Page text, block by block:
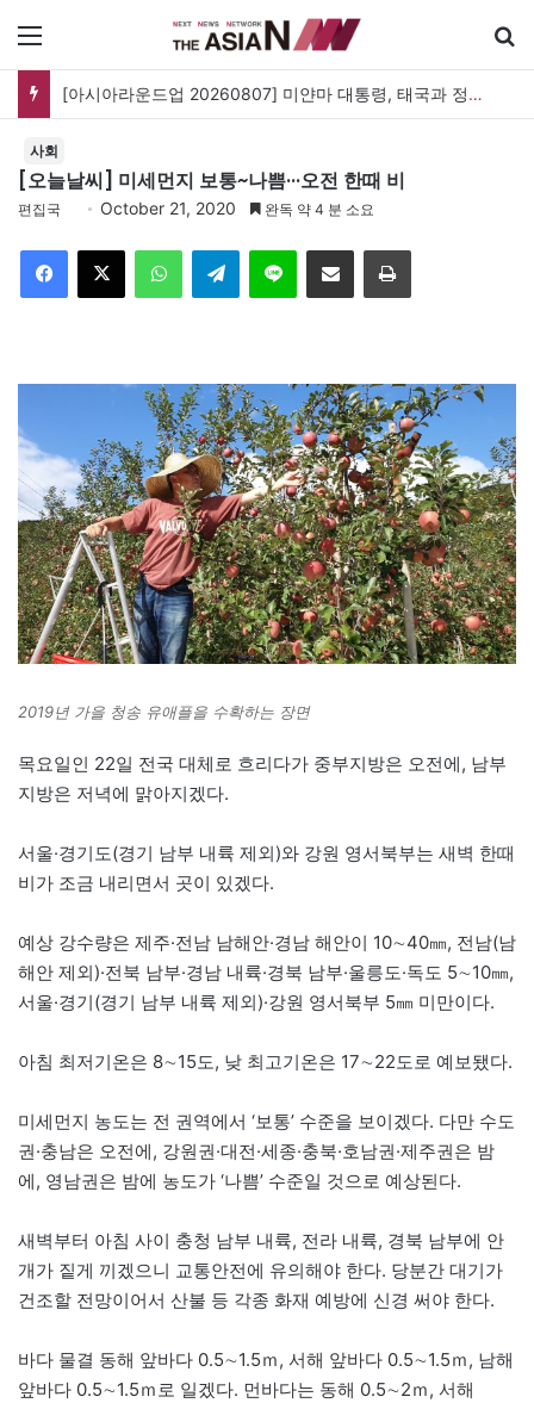
[아시아라운드업 20260807] 미얀마 대통령, 태국과 정상회담…아세안 관계개선 모색
사회
[오늘날씨] 미세먼지 보통~나쁨···오전 한때 비
편집국 October 21, 2020 완독 약 4 분 소요
Telegram 이메일
2019년 가을 청송 유애플을 수확하는 장면
목요일인 22일 전국 대체로 흐리다가 중부지방은 오전에, 남부
지방은 저녁에 맑아지겠다.
서울·경기도(경기 남부 내륙 제외)와 강원 영서북부는 새벽 한때
비가 조금 내리면서 곳이 있겠다.
예상 강수량은 제주·전남 남해안·경남 해안이 10∼40㎜, 전남(남
해안 제외)·전북 남부·경남 내륙·경북 남부·울릉도·독도 5∼10㎜,
서울·경기(경기 남부 내륙 제외)·강원 영서북부 5㎜ 미만이다.
아침 최저기온은 8∼15도, 낮 최고기온은 17∼22도로 예보됐다.
미세먼지 농도는 전 권역에서 ‘보통’ 수준을 보이겠다. 다만 수도
권·충남은 오전에, 강원권·대전·세종·충북·호남권·제주권은 밤
에, 영남권은 밤에 농도가 ‘나쁨’ 수준일 것으로 예상된다.
새벽부터 아침 사이 충청 남부 내륙, 전라 내륙, 경북 남부에 안
개가 짙게 끼겠으니 교통안전에 유의해야 한다. 당분간 대기가
건조할 전망이어서 산불 등 각종 화재 예방에 신경 써야 한다.
바다 물결 동해 앞바다 0.5∼1.5ｍ, 서해 앞바다 0.5∼1.5ｍ, 남해
앞바다 0.5∼1.5ｍ로 일겠다. 먼바다는 동해 0.5∼2ｍ, 서해